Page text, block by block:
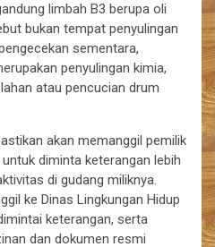
limbah B3 berupa oli
bukan tempat penyulingan
sementara,
penyulingan kimia,
atau pencucian drum
akan memanggil pemilik
diminta keterangan lebih
di gudang miliknya.
ke Dinas Lingkungan Hidup
keterangan, serta
dan dokumen resmi